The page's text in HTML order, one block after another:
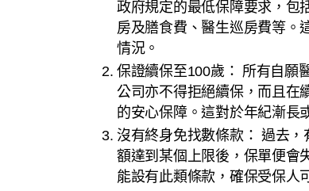
政府規定的最低保障要求，包
房及膳食費、醫生巡房費等。
情況。
保證續保至100歲： 所有自願
公司亦不得拒絕續保，而且在
的安心保障。這對於年紀漸長
沒有終身免找數條款： 過去
額達到某個上限後，保單便會
能設有此類條款，確保受保人